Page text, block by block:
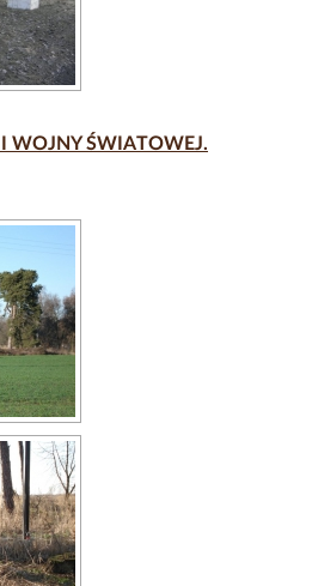
WOJNY ŚWIATOWEJ.